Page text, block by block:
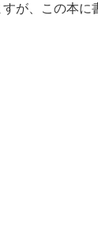
が、この本に